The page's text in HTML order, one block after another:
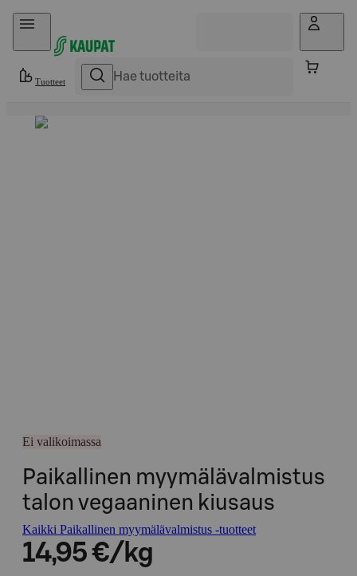
Hyppää sisältöön
Tuotteet
Ei valikoimassa
Paikallinen myymälävalmistus
talon vegaaninen kiusaus
Kaikki Paikallinen myymälävalmistus -tuotteet
14,95 €/kg